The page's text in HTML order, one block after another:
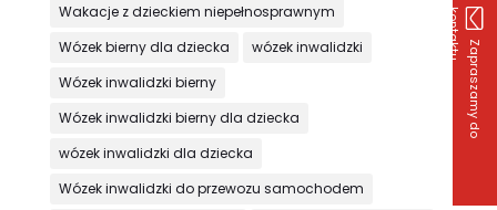
Z
a
p
r
a
s
z
a
m
y
d
o
k
o
n
t
a
k
t
u
Wakacje z dzieckiem niepełnosprawnym
Wózek bierny dla dziecka
wózek inwalidzki
Wózek inwalidzki bierny
Wózek inwalidzki bierny dla dziecka
wózek inwalidzki dla dziecka
Wózek inwalidzki do przewozu samochodem